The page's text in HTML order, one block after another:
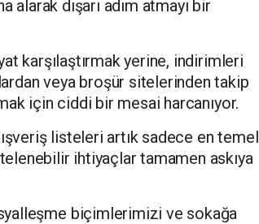
alarak dışarı adım atmayı bir
karşılaştırmak yerine, indirimleri
veya broşür sitelerinden takip
için ciddi bir mesai harcanıyor.
listeleri artık sadece en temel
ihtiyaçlar tamamen askıya
biçimlerimizi ve sokağa